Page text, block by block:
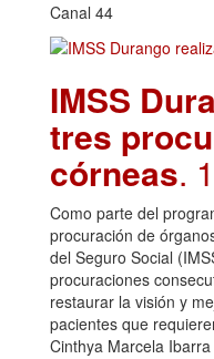
Canal 44
IMSS
tres
córneas.
Como parte del
procuración de
del Seguro Social
procuraciones
restaurar la visión y
pacientes que
Cinthya Marcela